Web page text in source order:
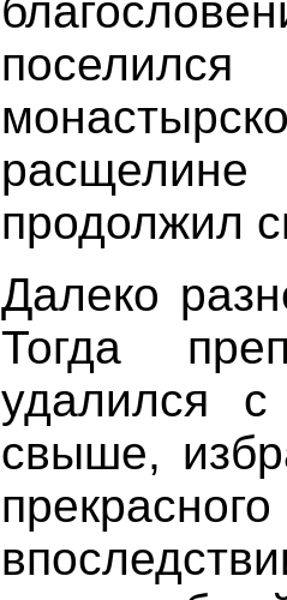
продолжил
Далеко
Тогда
удалился
свыше,